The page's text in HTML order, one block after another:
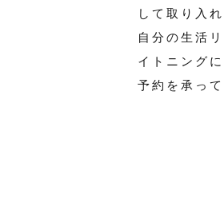
して取り入
自分の生活
イトニング
予約を承って